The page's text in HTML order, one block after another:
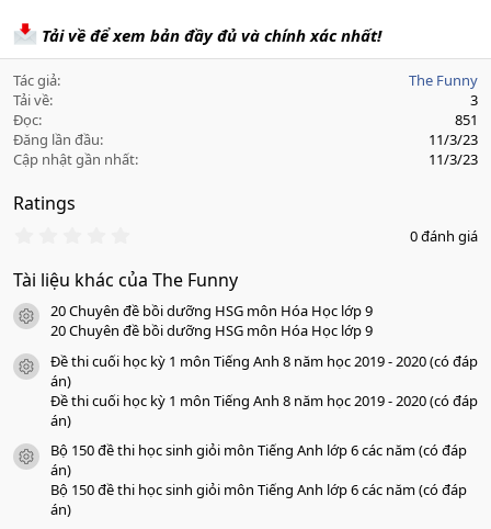
Tải về để xem bản đầy đủ và chính xác nhất!
Tác giả
The Funny
Tải về
3
Đọc
851
Đăng lần đầu
11/3/23
Cập nhật gần nhất
11/3/23
Ratings
0
0
s
a
o
0 đánh giá
Tài liệu khác của The Funny
icon tài liệu
20 Chuyên đề bồi dưỡng HSG môn Hóa Học lớp 9
20 Chuyên đề bồi dưỡng HSG môn Hóa Học lớp 9
icon tài liệu
Đề thi cuối học kỳ 1 môn Tiếng Anh 8 năm học 2019 - 2020 (có đáp
án)
Đề thi cuối học kỳ 1 môn Tiếng Anh 8 năm học 2019 - 2020 (có đáp
án)
icon tài liệu
Bộ 150 đề thi học sinh giỏi môn Tiếng Anh lớp 6 các năm (có đáp
án)
Bộ 150 đề thi học sinh giỏi môn Tiếng Anh lớp 6 các năm (có đáp
án)